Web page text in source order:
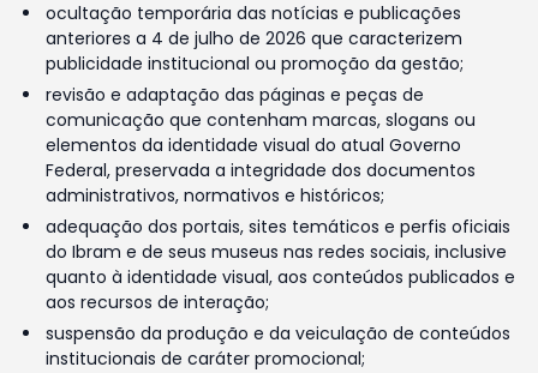
ocultação temporária das notícias e publicações
anteriores a 4 de julho de 2026 que caracterizem
publicidade institucional ou promoção da gestão;
revisão e adaptação das páginas e peças de
comunicação que contenham marcas, slogans ou
elementos da identidade visual do atual Governo
Federal, preservada a integridade dos documentos
administrativos, normativos e históricos;
adequação dos portais, sites temáticos e perfis oficiais
do Ibram e de seus museus nas redes sociais, inclusive
quanto à identidade visual, aos conteúdos publicados e
aos recursos de interação;
suspensão da produção e da veiculação de conteúdos
institucionais de caráter promocional;